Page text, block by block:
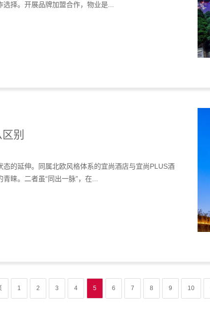
择。开展品牌加盟合作，物业是...
别
的延伸。同属北欧风格体系的宜尚酒店与宜尚PLUS酒
睐。二者虽“同出一脉”，在...
1 2 3 4 5 6 7 8 9 10